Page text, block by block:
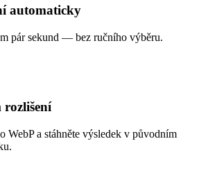
automaticky
pár sekund — bez ručního výběru.
rozlišení
WebP a stáhněte výsledek v původním